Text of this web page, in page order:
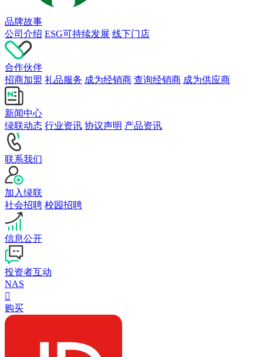
品牌故事
公司介绍 ESG可持续发展 线下门店
合作伙伴
招商加盟 礼品服务 成为经销商 查询经销商 成为供应商
新闻中心
绿联动态 行业资讯 协议声明 产品资讯
联系我们
加入绿联
社会招聘 校园招聘
信息公开
投资者互动
NAS

购买